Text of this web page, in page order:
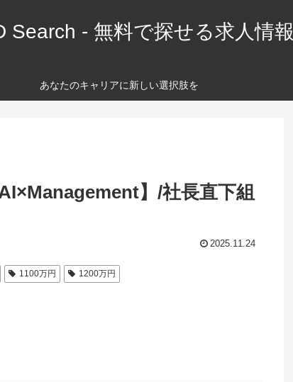
Search - 無料で探せる求人情報
あなたのキャリアに新しい選択肢を
】/社長直下組
2025.11.24
1100万円 1200万円